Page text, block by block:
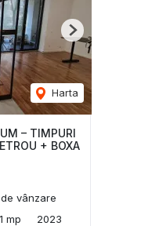
Harta
Next
– TIMPURI
+ BOXA
vânzare
mp 2023